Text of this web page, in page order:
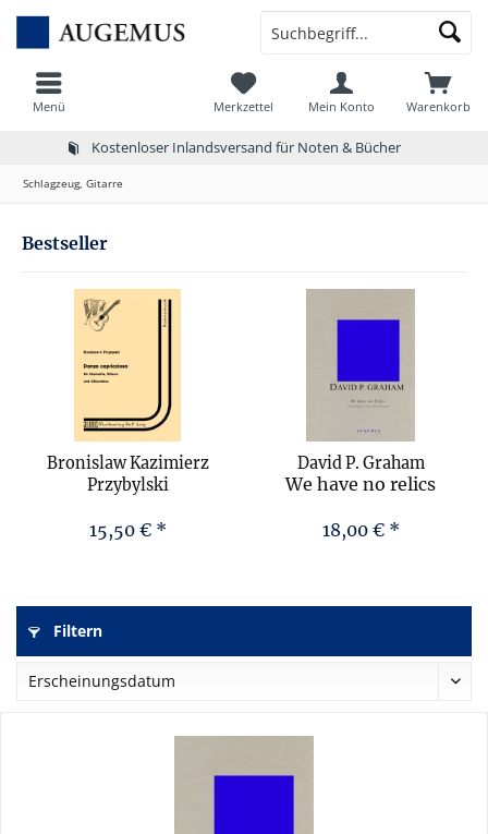
Kostenloser Inlandsversand für Noten & Bücher
Menü Warenkorb
Merkzettel Mein Konto
Schlagzeug, Gitarre
Bestseller
Bronislaw Kazimierz
Przybylski
15,50 € *
David P. Graham
We have no relics
18,00 € *
Filtern